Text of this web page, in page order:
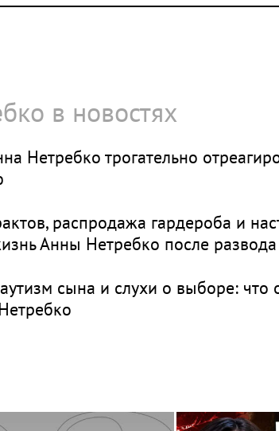
в новостях
Нетребко трогательно
распродажа гардероба и
Анны Нетребко после развода
сына и слухи о выборе: что